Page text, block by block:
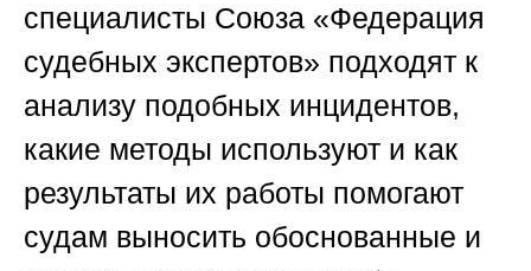
специалисты Союза «Федерация
судебных экспертов» подходят к
анализу подобных инцидентов,
какие методы используют и как
результаты их работы помогают
судам выносить обоснованные и